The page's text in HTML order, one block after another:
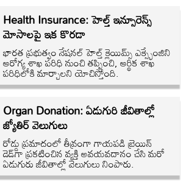
Health Insurance: హెల్త్‌ ఇన్సూరెన్స్‌
మోసాలపై ఇక కొరడా
భారత ప్రభుత్వం నేషనల్‌ హెల్త్‌ క్లెయిమ్స్‌ ఎక్స్ఛేంజిని
ఆరోగ్య శాఖ పరిధి నుంచి తప్పించి, ఆర్థిక శాఖ
పరిధిలోకి మార్చాలని యోచిస్తోంది.
Organ Donation: ఏడుగురి జీవితాల్లో
జ్యోతిర్‌ వెలుగులు
రోడ్డు ప్రమాదంలో తీవ్రంగా గాయపడి బ్రెయిన్‌
డెడ్‌గా ప్రకటించిన వ్యక్తి అవయవదానం చేసి మరో
ఏడుగురు జీవితాల్లో వెలుగులు నింపారు.